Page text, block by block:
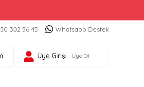
302 56 45 Whatsapp Destek
Üye Girişi Üye Ol